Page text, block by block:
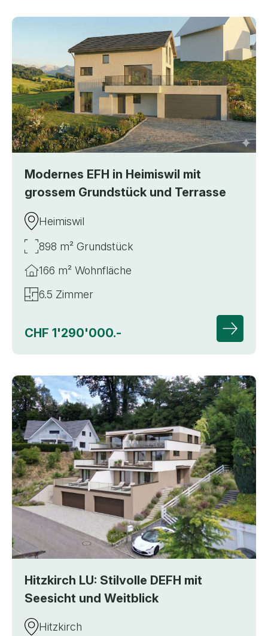
Modernes EFH in Heimiswil mit
grossem Grundstück und Terrasse
Heimiswil
898 m² Grundstück
166 m² Wohnfläche
6.5 Zimmer
CHF 1'290'000.- Zur
Hitzkirch LU: Stilvolle DEFH mit
Seesicht und Weitblick
Hitzkirch